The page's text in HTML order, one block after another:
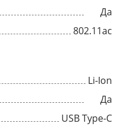
Да
802.11ac
Li-Ion
Да
USB Type-C